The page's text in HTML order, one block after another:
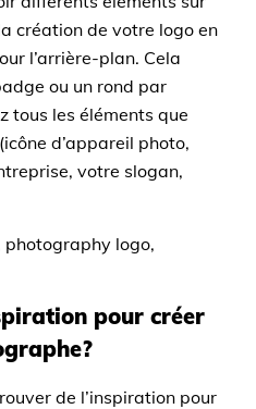
création de votre logo en
l’arrière-plan. Cela
ou un rond par
tous les éléments que
d’appareil photo,
votre slogan,
pour créer
de l’inspiration pour